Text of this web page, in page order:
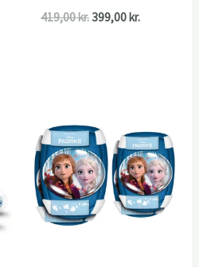
419,00kr.Den
399,00kr.Den